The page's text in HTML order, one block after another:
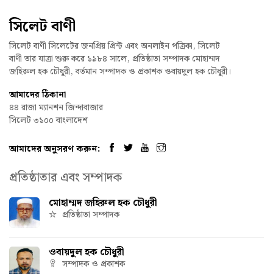
সিলেট বাণী
সিলেট বাণী সিলেটের জনপ্রিয় প্রিন্ট এবং অনলাইন পত্রিকা, সিলেট
বাণী তার যাত্রা শুরু করে ১৯৮৪ সালে, প্রতিষ্ঠাতা সম্পাদক মোহাম্মদ
জহিরুল হক চৌধুরী, বর্তমান সম্পাদক ও প্রকাশক ওবায়দুল হক চৌধুরী।
আমাদের ঠিকানা
৪৪ রাজা ম্যানশন জিন্দাবাজার
সিলেট ৩১০০ বাংলাদেশ
আমাদের অনুসরণ করুন:
প্রতিষ্ঠাতার এবং সম্পাদক
মোহাম্মদ জহিরুল হক চৌধুরী
প্রতিষ্ঠাতা সম্পাদক
ওবায়দুল হক চৌধুরী
সম্পাদক ও প্রকাশক